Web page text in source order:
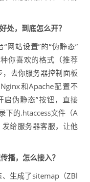
处，到底怎么开？
网站设置”的“伪静态”
你喜欢的格式（推荐
，去你服务器控制面板
和Apache配置不
启伪静态”按钮，直接
下的.htaccess文件（A
给服务器客服，让他
播，怎么接入？
生成了sitemap（ZBl